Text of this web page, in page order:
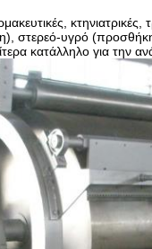
στερεό-υγρό
κατάλληλο για